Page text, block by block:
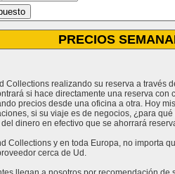
PRECIOS
realizando su reserva a través
si hace directamente una reserva
precios desde una oficina a otra. Hoy
si su viaje es de negocios, ¿para
dinero en efectivo que se ahorrará
Collections y en toda Europa, no importa
cerca de Ud.